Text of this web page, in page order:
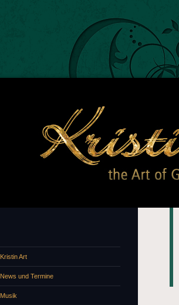
Kristin Art
News und Termine
Musik